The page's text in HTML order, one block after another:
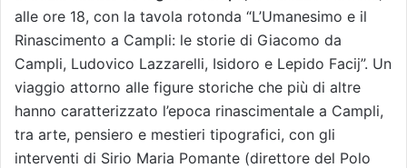
alle ore 18, con la tavola rotonda “L’Umanesimo e il
Rinascimento a Campli: le storie di Giacomo da
Campli, Ludovico Lazzarelli, Isidoro e Lepido Facij”. Un
viaggio attorno alle figure storiche che più di altre
hanno caratterizzato l’epoca rinascimentale a Campli,
tra arte, pensiero e mestieri tipografici, con gli
interventi di Sirio Maria Pomante (direttore del Polo